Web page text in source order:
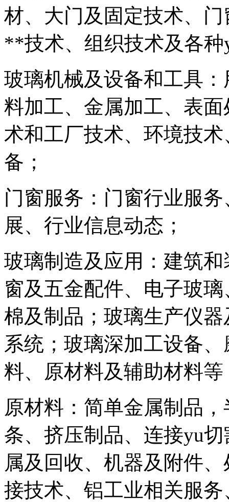
材、大门及固定技术、
**技术、组织技术及各
玻璃机械及设备和工具
料加工、金属加工、表
术和工厂技术、环境技
备；
门窗服务：门窗行业服
展、行业信息动态；
玻璃制造及应用：建筑
窗及五金配件、电子玻
棉及制品；玻璃生产仪
系统；玻璃深加工设备
料、原材料及辅助材料等
原材料：简单金属制品
条、挤压制品、连接yu
属及回收、机器及附件
接技术、铝工业相关服